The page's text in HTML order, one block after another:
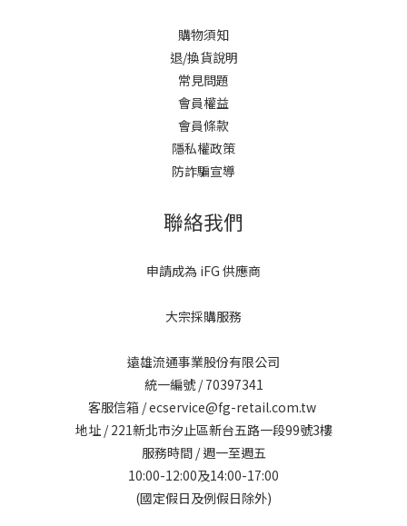
購物須知
退/換貨說明
常見問題
會員權益
會員條款
隱私權政策
防詐騙宣導
聯絡我們
申請成為 iFG 供應商
大宗採購服務
遠雄流通事業股份有限公司
統一編號 / 70397341
客服信箱 / ecservice@fg-retail.com.tw
地址 / 221新北市汐止區新台五路一段99號3樓
服務時間 / 週一至週五
10:00-12:00及14:00-17:00
(國定假日及例假日除外)